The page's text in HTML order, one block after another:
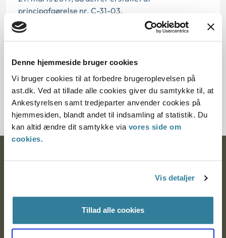
Denne hjemmeside bruger cookies
Vi bruger cookies til at forbedre brugeroplevelsen på
ast.dk. Ved at tillade alle cookies giver du samtykke til, at
Ankestyrelsen samt tredjeparter anvender cookies på
hjemmesiden, blandt andet til indsamling af statistik. Du
kan altid ændre dit samtykke via vores side om
cookies.
Vis detaljer
Tillad alle cookies
principafgørelse nr. C-31-03.
Paragraf
Journalnummer
200992-98
Ankestyrelsen
Nytorv 7, 2. sal